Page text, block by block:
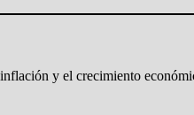
y el crecimiento